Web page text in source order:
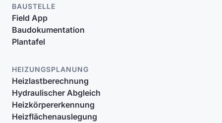
BAUSTELLE
Field App
Baudokumentation
Plantafel
HEIZUNGSPLANUNG
Heizlastberechnung
Hydraulischer Abgleich
Heizkörpererkennung
Heizflächenauslegung